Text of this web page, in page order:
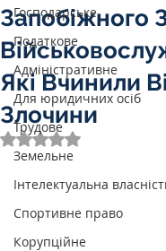
Господарське
Податкове
Адміністративне
Для юридичних осіб
Трудове
Земельне
Інтелектуальна
Спортивне право
Корупційне
Запобіжного
Які Вчинили
Злочини
Оцінка: NaN з 5